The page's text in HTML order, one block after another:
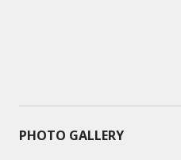
PHOTO GALLERY